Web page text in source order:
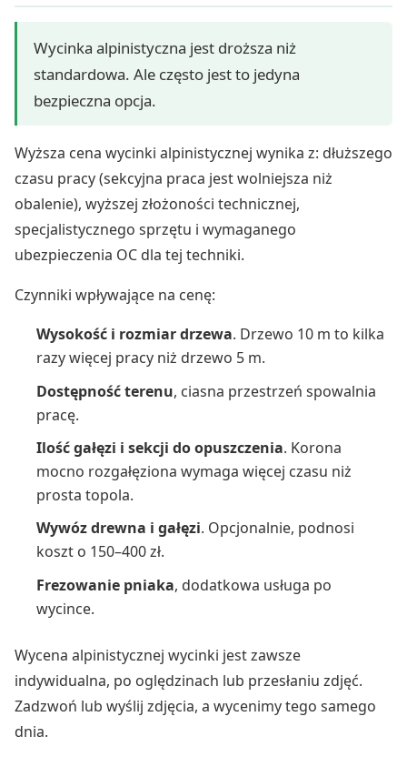
Wycinka alpinistyczna jest droższa niż
standardowa. Ale często jest to jedyna
bezpieczna opcja.
Wyższa cena wycinki alpinistycznej wynika z: dłuższego
czasu pracy (sekcyjna praca jest wolniejsza niż
obalenie), wyższej złożoności technicznej,
specjalistycznego sprzętu i wymaganego
ubezpieczenia OC dla tej techniki.
Czynniki wpływające na cenę:
Wysokość i rozmiar drzewa. Drzewo 10 m to kilka
razy więcej pracy niż drzewo 5 m.
Dostępność terenu, ciasna przestrzeń spowalnia
pracę.
Ilość gałęzi i sekcji do opuszczenia. Korona
mocno rozgałęziona wymaga więcej czasu niż
prosta topola.
Wywóz drewna i gałęzi. Opcjonalnie, podnosi
koszt o 150–400 zł.
Frezowanie pniaka, dodatkowa usługa po
wycince.
Wycena alpinistycznej wycinki jest zawsze
indywidualna, po oględzinach lub przesłaniu zdjęć.
Zadzwoń lub wyślij zdjęcia, a wycenimy tego samego
dnia.